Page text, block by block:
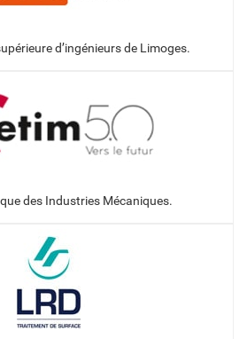
d’ingénieurs de Limoges.
des Industries Mécaniques.